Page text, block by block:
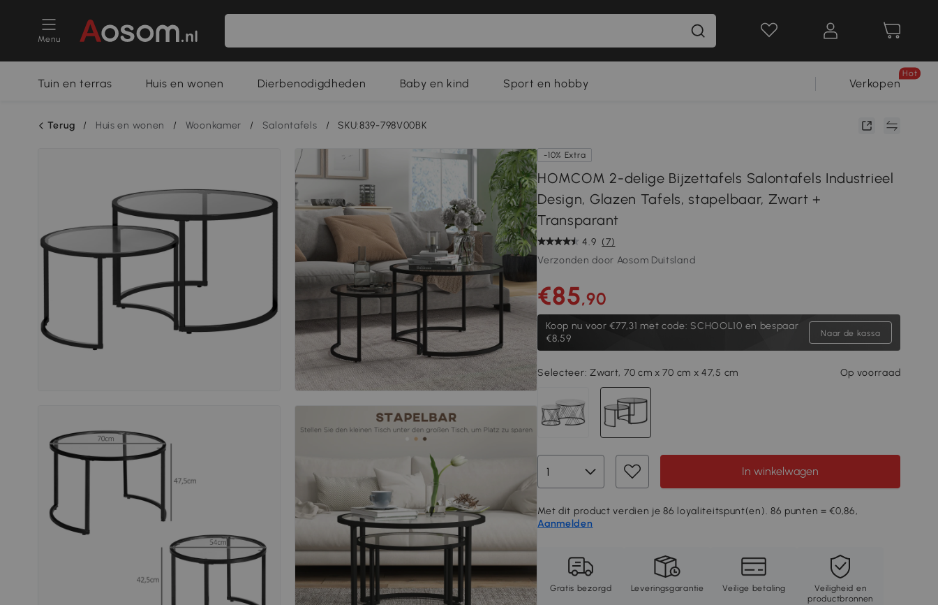
Menu
Tuin en terras Huis en wonen Dierbenodigdheden Baby en kind Sport en hobby Verkopen
Hot
Terug / Huis en wonen / Woonkamer / Salontafels / SKU:839-798V00BK
-10% Extra
HOMCOM 2-delige Bijzettafels Salontafels Industrieel
Design, Glazen Tafels, stapelbaar, Zwart +
Transparant
4.9 (7)
Verzonden door Aosom Duitsland
€85,90
Koop nu voor€77,31 met code: SCHOOL10 en bespaar
€8,59
Naar de kassa
Selecteer: Zwart, 70 cm x 70 cm x 47,5 cm Op voorraad
In winkelwagen
Met dit product verdien je 86 loyaliteitspunt(en). 86 punten = €0,86,
Aanmelden
Gratis bezorgd Leveringsgarantie Veilige betaling
Veiligheid en
productbronnen